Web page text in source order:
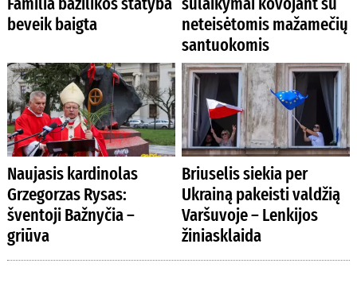
beveik baigta
neteisėtomis mažamečių
santuokomis
Naujasis kardinolas
Grzegorzas Rysas:
šventoji Bažnyčia –
griūva
Briuselis siekia per
Ukrainą pakeisti valdžią
Varšuvoje – Lenkijos
žiniasklaida